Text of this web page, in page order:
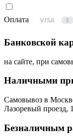
Оплата
Банковской
на сайте, при
Наличными
Самовывоз в
Лазоревый проезд,
Безналичным